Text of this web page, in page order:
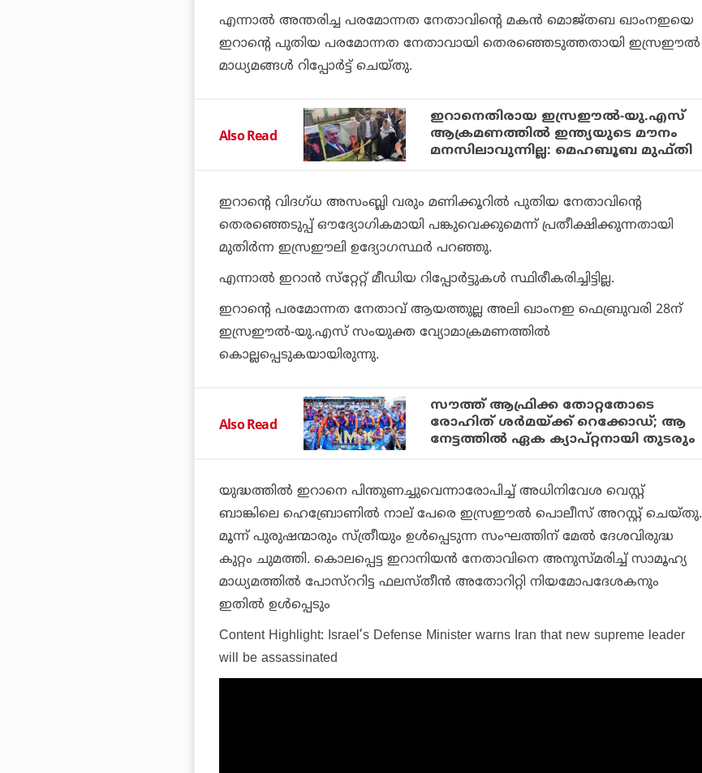
എന്നാല്‍ അന്തരിച്ച പരമോന്നത നേതാവിന്റെ മകന്‍ മൊജ്തബ ഖാംനഇയെ
ഇറാന്റെ പുതിയ പരമോന്നത നേതാവായി തെരഞ്ഞെടുത്തതായി ഇസ്രഈല്‍
മാധ്യമങ്ങള്‍ റിപ്പോര്‍ട്ട് ചെയ്തു.
Also Read
ഇറാനെതിരായ ഇസ്രഈല്‍-യു.എസ്
ആക്രമണത്തില്‍ ഇന്ത്യയുടെ മൗനം
മനസിലാവുന്നില്ല: മെഹബൂബ മുഫ്തി
ഇറാന്റെ വിദഗ്ധ അസംബ്ലി വരും മണിക്കൂറില്‍ പുതിയ നേതാവിന്റെ
തെരഞ്ഞെടുപ്പ് ഔദ്യോഗികമായി പങ്കുവെക്കുമെന്ന് പ്രതീക്ഷിക്കുന്നതായി
മുതിര്‍ന്ന ഇസ്രഈലി ഉദ്യോഗസ്ഥര്‍ പറഞ്ഞു.
എന്നാല്‍ ഇറാന്‍ സ്‌റ്റേറ്റ് മീഡിയ റിപ്പോര്‍ട്ടുകള്‍ സ്ഥിരീകരിച്ചിട്ടില്ല.
ഇറാന്റെ പരമോന്നത നേതാവ് ആയത്തുല്ല അലി ഖാംനഇ ഫെബ്രുവരി 28ന്
ഇസ്രഈല്‍-യു.എസ് സംയുക്ത വ്യോമാക്രമണത്തില്‍
കൊല്ലപ്പെടുകയായിരുന്നു.
Also Read
സൗത്ത് ആഫ്രിക്ക തോറ്റതോടെ
രോഹിത് ശര്‍മയ്ക്ക് റെക്കോഡ്; ആ
നേട്ടത്തില്‍ ഏക ക്യാപ്റ്റനായി തുടരും
യുദ്ധത്തില്‍ ഇറാനെ പിന്തുണച്ചുവെന്നാരോപിച്ച് അധിനിവേശ വെസ്റ്റ്
ബാങ്കിലെ ഹെബ്രോണില്‍ നാല് പേരെ ഇസ്രഈല്‍ പൊലീസ് അറസ്റ്റ് ചെയ്തു.
മൂന്ന് പുരുഷന്മാരും സ്ത്രീയും ഉള്‍പ്പെടുന്ന സംഘത്തിന് മേല്‍ ദേശവിരുദ്ധ
കുറ്റം ചുമത്തി. കൊലപ്പെട്ട ഇറാനിയന്‍ നേതാവിനെ അനുസ്മരിച്ച് സാമൂഹ്യ
മാധ്യമത്തില്‍ പോസ്‌ററിട്ട ഫലസ്തീന്‍ അതോറിറ്റി നിയമോപദേശകനും
ഇതില്‍ ഉള്‍പ്പെടും
Content Highlight: Israel’s Defense Minister warns Iran that new supreme leader
will be assassinated